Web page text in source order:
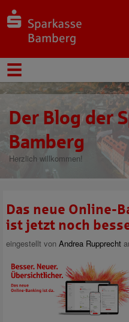
Der Blog der
Bamberg
Herzlich willkommen!
Das neue Online-
ist jetzt noch
eingestellt von Andrea Rupprecht